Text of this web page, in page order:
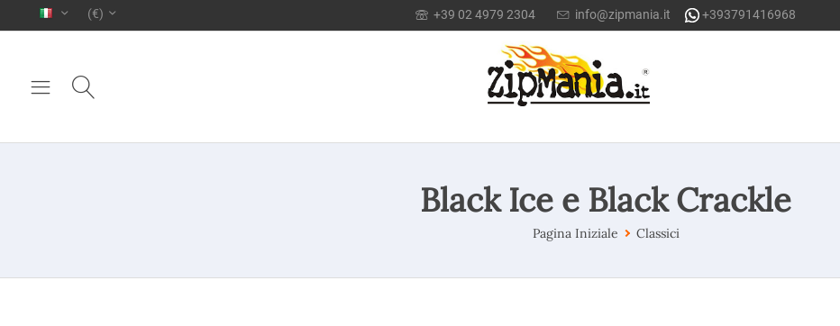
(€) +39 02 4979 2304 info@zipmania.it +393791416968
Black Ice e Black Crackle
Pagina Iniziale Classici